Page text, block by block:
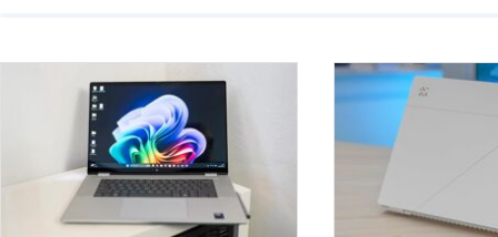
hút sự quan tâm lớn từ thị trường.